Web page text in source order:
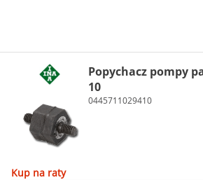
Popychacz pompy
10
0445711029410
Kup na raty